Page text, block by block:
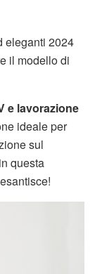
eleganti 2024
il modello di
e lavorazione
ideale per
sul
questa